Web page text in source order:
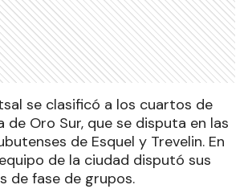
se clasificó a los cuartos de
de Oro Sur, que se disputa en las
de Esquel y Trevelin. En
de la ciudad disputó sus
de fase de grupos.